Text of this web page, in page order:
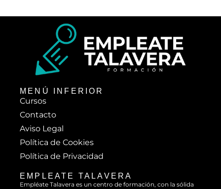
MENÚ INFERIOR
Cursos
Contacto
Aviso Legal
Política de Cookies
Política de Privacidad
EMPLEATE TALAVERA
Empléate Talavera es un centro de formación, con la sólida